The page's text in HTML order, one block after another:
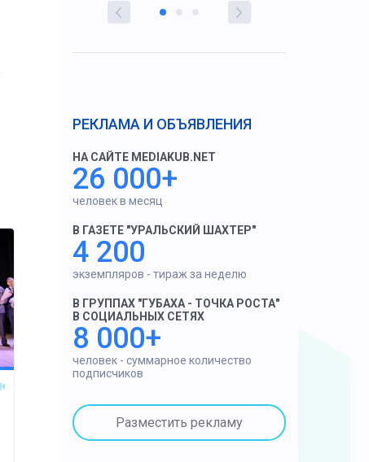
РЕКЛАМА И ОБЪЯВЛЕНИЯ
НА САЙТЕ MEDIAKUB.NET
26 000+
человек в месяц
В ГАЗЕТЕ "УРАЛЬСКИЙ ШАХТЕР"
4 200
экземпляров - тираж за неделю
В ГРУППАХ "ГУБАХА - ТОЧКА РОСТА"
В СОЦИАЛЬНЫХ СЕТЯХ
8 000+
человек - суммарное количество
подписчиков
Разместить рекламу